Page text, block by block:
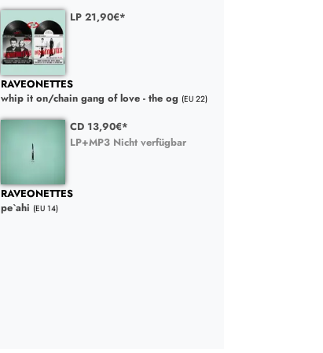
LP 21,90€*
RAVEONETTES
whip it on/chain gang of love - the og (EU 22)
CD 13,90€*
LP+MP3 Nicht verfügbar
RAVEONETTES
pe`ahi (EU 14)